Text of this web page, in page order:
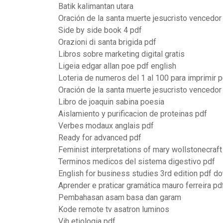
Batik kalimantan utara
Oración de la santa muerte jesucristo vencedor
Side by side book 4 pdf
Orazioni di santa brigida pdf
Libros sobre marketing digital gratis
Ligeia edgar allan poe pdf english
Loteria de numeros del 1 al 100 para imprimir
Oración de la santa muerte jesucristo vencedor
Libro de joaquin sabina poesia
Aislamiento y purificacion de proteinas pdf
Verbes modaux anglais pdf
Ready for advanced pdf
Feminist interpretations of mary
Terminos medicos del sistema digestivo pdf
English for business studies 3rd edition pdf
Aprender e praticar gramática mauro ferreira
Pembahasan asam basa dan garam
Kode remote tv asatron luminos